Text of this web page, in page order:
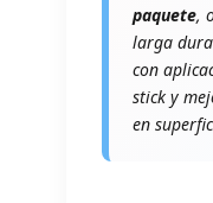
paquete,
larga
con
stick y
en